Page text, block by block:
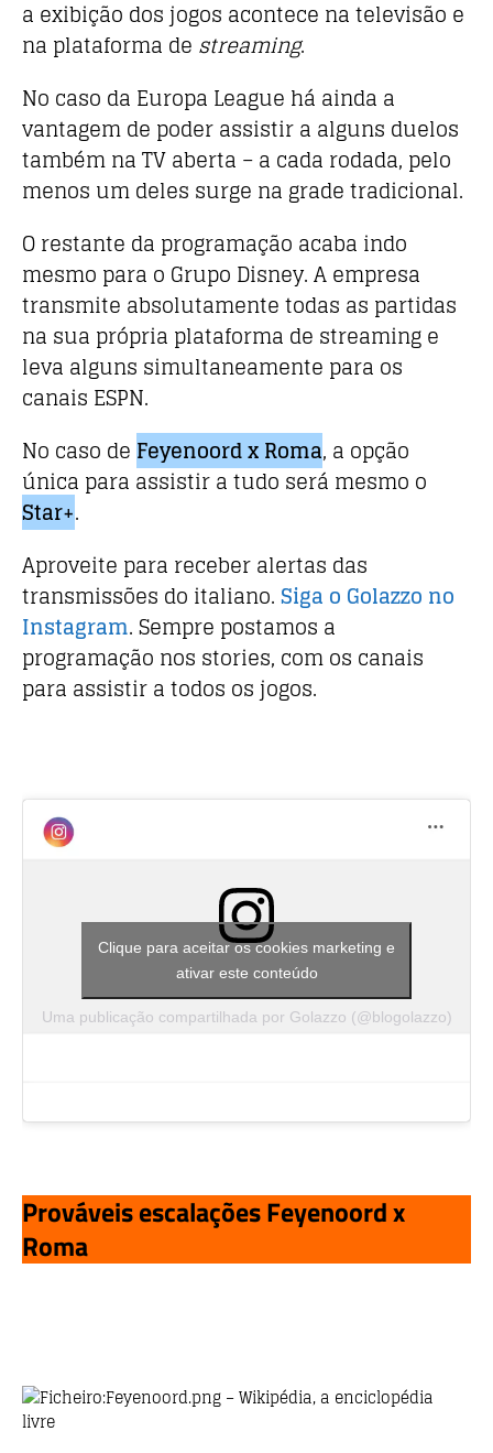
a exibição dos jogos acontece na televisão e
na plataforma de streaming.
No caso da Europa League há ainda a
vantagem de poder assistir a alguns duelos
também na TV aberta – a cada rodada, pelo
menos um deles surge na grade tradicional.
O restante da programação acaba indo
mesmo para o Grupo Disney. A empresa
transmite absolutamente todas as partidas
na sua própria plataforma de streaming e
leva alguns simultaneamente para os
canais ESPN.
No caso de Feyenoord x Roma, a opção
única para assistir a tudo será mesmo o
Star+.
Aproveite para receber alertas das
transmissões do italiano.Siga o Golazzo no
Instagram. Sempre postamos a
programação nos stories, com os canais
para assistir a todos os jogos.
Uma publicação compartilhada por Golazzo (@blogolazzo)
Clique para aceitar os cookies marketing e
ativar este conteúdo
Prováveis escalações Feyenoord x
Roma